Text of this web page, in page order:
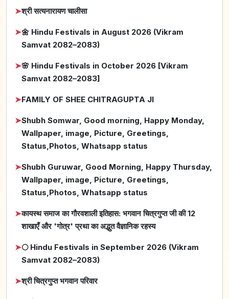
➤श्री सत्यनारायण चालीसा
➤🌼 Hindu Festivals in August 2026 (Vikram
Samvat 2082–2083)
➤🌸 Hindu Festivals in October 2026 [Vikram
Samvat 2082–2083]
➤FAMILY OF SHEE CHITRAGUPTA JI
➤Shubh Somwar, Good morning, Happy Monday,
Wallpaper, image, Picture, Greetings,
Status,Photos, Whatsapp status
➤Shubh Guruwar, Good Morning, Happy Thursday,
Wallpaper, image, Picture, Greetings,
Status,Photos, Whatsapp status
➤कायस्थ समाज का गौरवशाली इतिहास: भगवान चित्रगुप्त जी की 12
शाखाएँ और 'गोत्र' प्रथा का अद्भुत वैज्ञानिक रहस्य
➤🌕 Hindu Festivals in September 2026 (Vikram
Samvat 2082–2083)
➤श्री चित्रगुप्त भगवान परिवार